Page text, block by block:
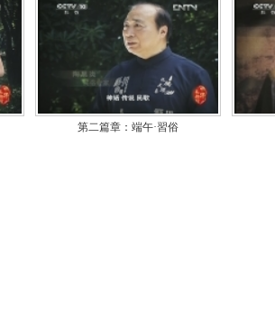
第二篇章：端午·習俗